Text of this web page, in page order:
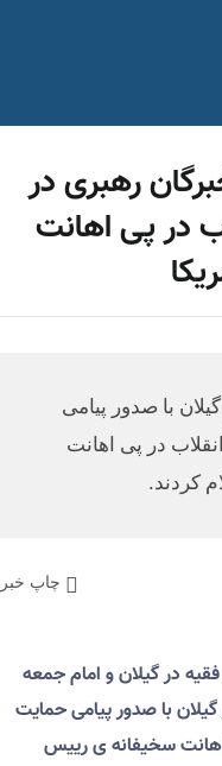
رهبری در
در پی اهانت
با صدور پیامی
در پی اهانت
کردند.
چاپ خبر
در گیلان و امام جمعه
با صدور پیامی حمایت
سخیفانه ی رییس